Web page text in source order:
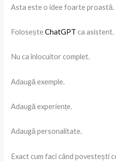
Asta este o idee foarte proastă.
FoloseșteChatGPT ca asistent.
Nu ca înlocuitor complet.
Adaugă exemple.
Adaugă experiențe.
Adaugă personalitate.
Exact cum faci când povestești